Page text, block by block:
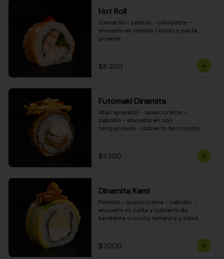
Hot Roll
Camarón - salmón - ciboulette -
envuelto en salmón cocido y pasta
picante
$8.200
Futomaki Dinamita
Atún apanado - queso crema -
cebollín - envuelto en nori
tempurizado - cubierto de crunchy
$7.200
Dinamita Kami
Palmito - queso crema - cebollín -
envuelto en palta y cubierto de
kanikama crunchy tempura y salsa
$7.000